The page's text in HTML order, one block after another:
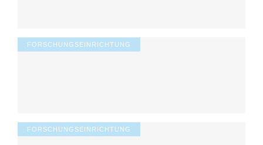
FORSCHUNGSEINRICHTUNG
FORSCHUNGSEINRICHTUNG